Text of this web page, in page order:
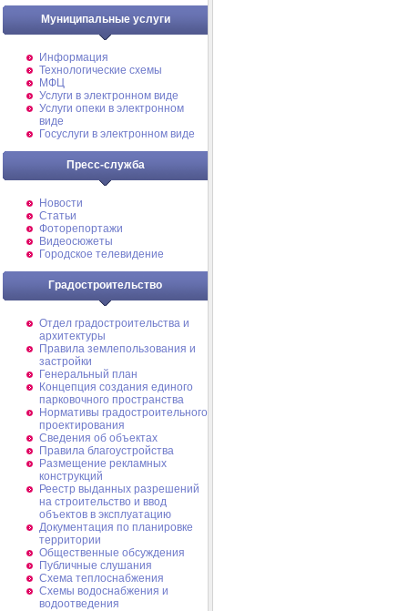
Муниципальные услуги
Информация
Технологические схемы
МФЦ
Услуги в электронном виде
Услуги опеки в электронном
виде
Госуслуги в электронном виде
Пресс-служба
Новости
Статьи
Фоторепортажи
Видеосюжеты
Городское телевидение
Градостроительство
Отдел градостроительства и
архитектуры
Правила землепользования и
застройки
Генеральный план
Концепция создания единого
парковочного пространства
Нормативы градостроительного
проектирования
Сведения об объектах
Правила благоустройства
Размещение рекламных
конструкций
Реестр выданных разрешений
на строительство и ввод
объектов в эксплуатацию
Документация по планировке
территории
Общественные обсуждения
Публичные слушания
Схема теплоснабжения
Схемы водоснабжения и
водоотведения